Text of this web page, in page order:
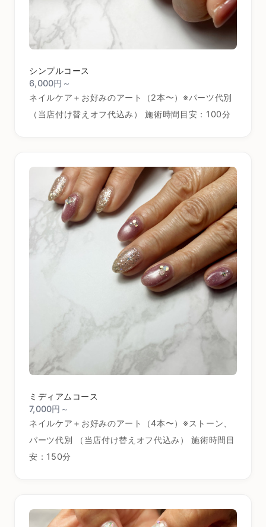
シンプルコース
6,000円～
ネイルケア＋お好みのアート（2本〜）※パーツ代別
（当店付け替えオフ代込み） 施術時間目安：100分
ミディアムコース
7,000円～
ネイルケア＋お好みのアート（4本〜）※ストーン、
パーツ代別 （当店付け替えオフ代込み） 施術時間目
安：150分